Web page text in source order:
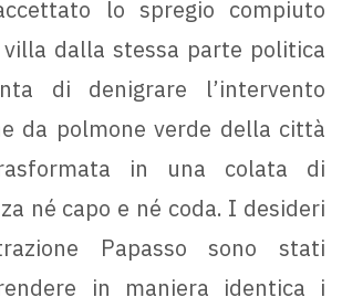
lo spregio compiuto
dalla stessa parte politica
di denigrare l’intervento
da polmone verde della città
in una colata di
né capo e né coda. I desideri
Papasso sono stati
in maniera identica i